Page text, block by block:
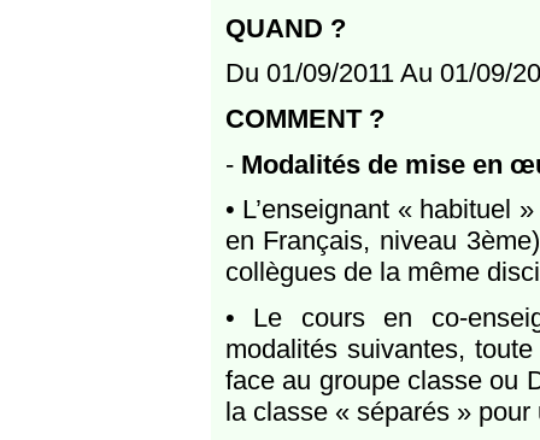
QUAND ?
Du 01/09/2011 Au 01/09/
COMMENT ?
- Modalités de mise en
• L’enseignant « habituel
en Français, niveau
collègues de la même
• Le cours en co-
modalités suivantes,
face au groupe classe ou
la classe « séparés »